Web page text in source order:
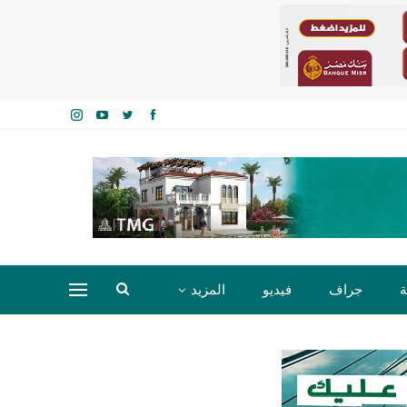
جراف فيديو المزيد